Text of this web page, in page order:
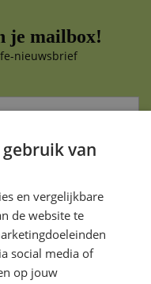
je mailbox!
nieuwsbrief
gedeeld met anderen
van
en vergelijkbare
de website te
social media of
op jouw